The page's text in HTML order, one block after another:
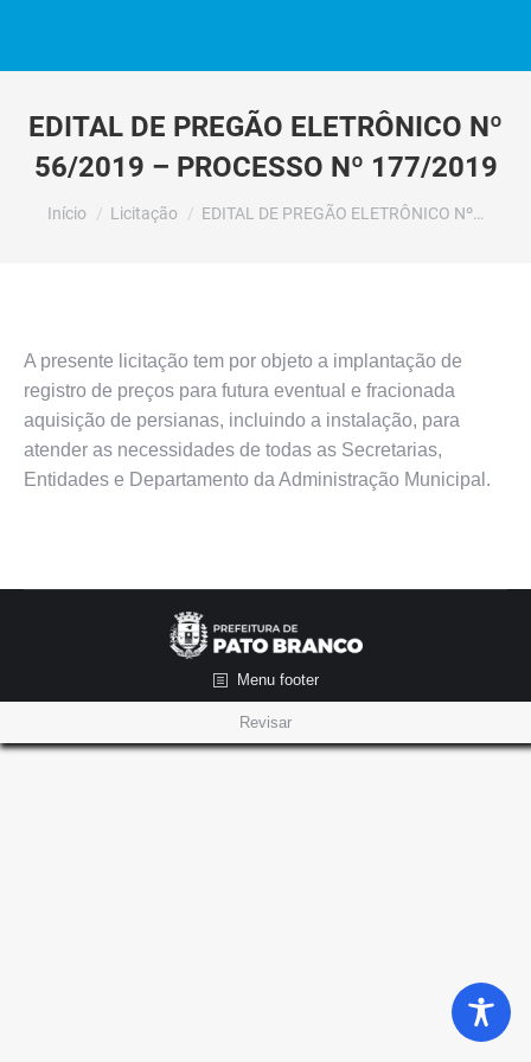
EDITAL DE PREGÃO ELETRÔNICO Nº
56/2019 – PROCESSO Nº 177/2019
Você está aqui:
Início Licitação EDITAL DE PREGÃO ELETRÔNICO Nº…
A presente licitação tem por objeto a implantação de
registro de preços para futura eventual e fracionada
aquisição de persianas, incluindo a instalação, para
atender as necessidades de todas as Secretarias,
Entidades e Departamento da Administração Municipal.
Menu footer
Revisar